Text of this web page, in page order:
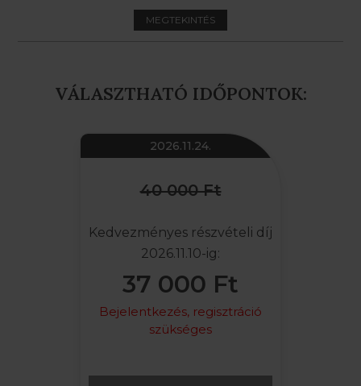
MEGTEKINTÉS
VÁLASZTHATÓ IDŐPONTOK:
2026.11.24.
40 000 Ft
Kedvezményes részvételi díj
2026.11.10-ig:
37 000 Ft
Bejelentkezés, regisztráció
szükséges